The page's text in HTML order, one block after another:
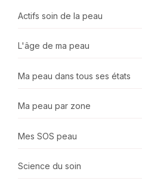
Actifs soin de la peau
L'âge de ma peau
Ma peau dans tous ses états
Ma peau par zone
Mes SOS peau
Science du soin